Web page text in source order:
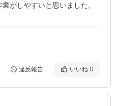
がしやすいと思いました。
違反報告 いいね 0